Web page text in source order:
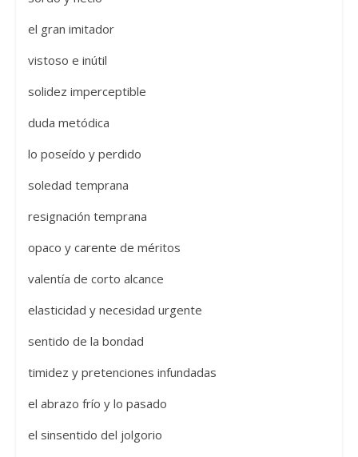
el gran imitador
vistoso e inútil
solidez imperceptible
duda metódica
lo poseído y perdido
soledad temprana
resignación temprana
opaco y carente de méritos
valentía de corto alcance
elasticidad y necesidad urgente
sentido de la bondad
timidez y pretenciones infundadas
el abrazo frío y lo pasado
el sinsentido del jolgorio